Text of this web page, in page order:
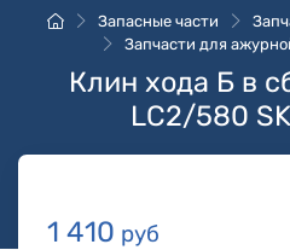
Запасные части
Запчасти для
Клин хода Б в
LC2/580
1 410 руб